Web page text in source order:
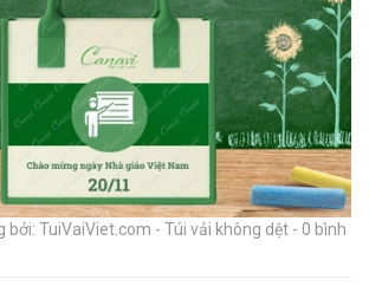
TuiVaiViet.com - Túi vải không dệt - 0 bình